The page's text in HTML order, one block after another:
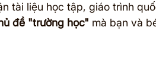
tài liệu học tập, giáo trình
đề "trường học" mà bạn và